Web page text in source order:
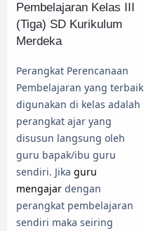
Pembelajaran Kelas III
(Tiga) SD Kurikulum
Merdeka
Perangkat Perencanaan
Pembelajaran yang terbaik
digunakan di kelas adalah
perangkat ajar yang
disusun langsung oleh
guru bapak/ibu guru
sendiri. Jika guru
mengajar dengan
perangkat pembelajaran
sendiri maka seiring